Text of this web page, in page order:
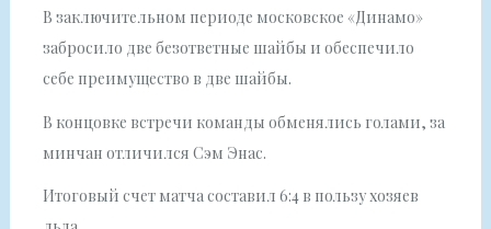
В заключительном периоде московское «Динамо»
забросило две безответные шайбы и обеспечило
себе преимущество в две шайбы.
В концовке встречи команды обменялись голами, за
минчан отличился Сэм Энас.
Итоговый счет матча составил 6:4 в пользу хозяев